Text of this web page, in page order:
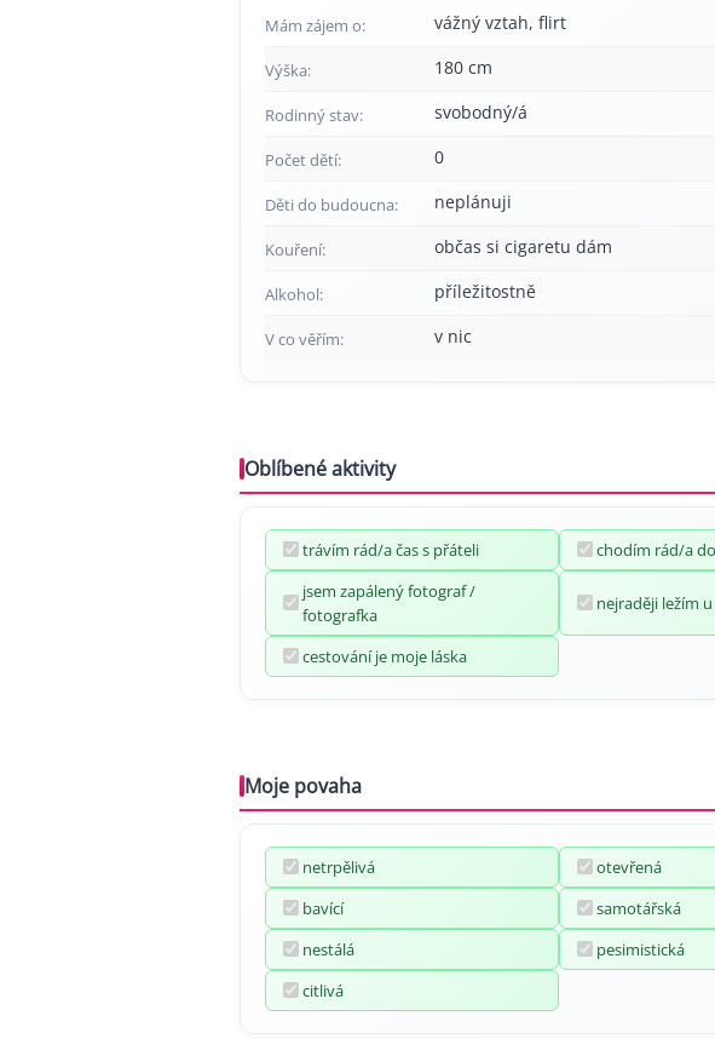
Mám zájem o: vážný vztah, flirt
Výška: 180 cm
Rodinný stav: svobodný/á
Počet dětí: 0
Děti do budoucna: neplánuji
Kouření: občas si cigaretu dám
Alkohol: příležitostně
V co věřím: v nic
Oblíbené aktivity
trávím rád/a čas s přáteli
chodím rád/a
jsem zapálený fotograf /
fotografka
nejraději ležím
cestování je moje láska
Moje povaha
netrpělivá
otevřená
bavící
samotářská
nestálá
pesimistická
citlivá